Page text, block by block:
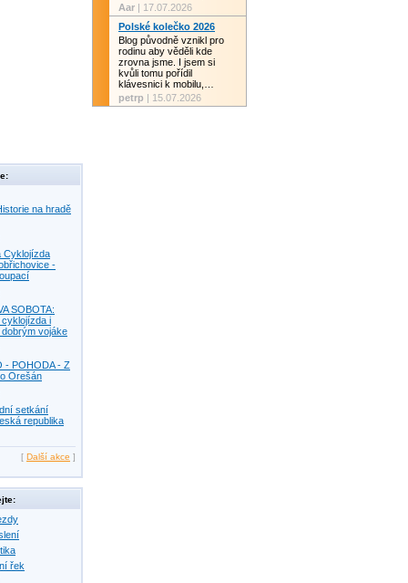
na hradě
Cyklojízda
-
SOBOTA:
i
vojáke
- POHODA - Z
Orešán
setkání
republika
[ Další akce ]
řek
Aar | 17.07.2026
Polské kolečko 2026
Blog původně vznikl pro
rodinu aby věděli kde
zrovna jsme. I jsem si
kvůli tomu pořídil
klávesnici k mobilu,…
petrp | 15.07.2026